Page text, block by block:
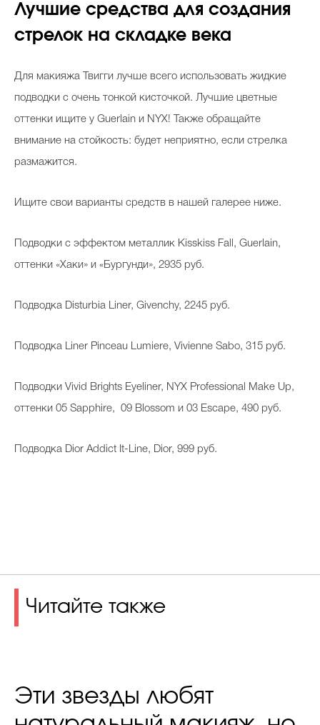
Лучшие средства для создания
стрелок на складке века
Для макияжа Твигги лучше всего использовать жидкие
подводки с очень тонкой кисточкой. Лучшие цветные
оттенки ищите у Guerlain и NYX! Также обращайте
внимание на стойкость: будет неприятно, если стрелка
размажится.
Ищите свои варианты средств в нашей галерее ниже.
Подводки с эффектом металлик Kisskiss Fall, Guerlain,
оттенки «Хаки» и «Бургунди», 2935 руб.
Подводка Disturbia Liner, Givenchy, 2245 руб.
Подводка Liner Pinceau Lumiere, Vivienne Sabo, 315 руб.
Подводки Vivid Brights Eyeliner, NYX Professional Make Up,
оттенки 05 Sapphire, 09 Blossom и 03 Escape, 490 руб.
Подводка Dior Addict It-Line, Dior, 999 руб.
Читайте также
Эти звезды любят